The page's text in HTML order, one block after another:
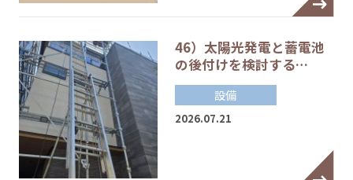
46）太陽光発電と蓄電池
の後付けを検討する…
設備
2026.07.21